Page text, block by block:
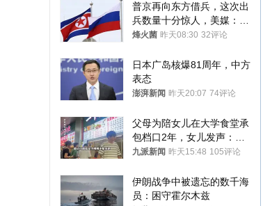
普京再向东方借兵，这次出
兵数量十分惊人，美媒：俄
朝要动真格？
烽火菌 昨天08:30 32评论
日本广岛核爆81周年，中方
表态
澎湃新闻 昨天20:07 74评论
父母为陪女儿在大学食堂承
包档口2年，女儿发声：初
衷是为了陪伴，毕业后将不
九派新闻 昨天15:48 105评论
伊朗战争中被遗忘的数千海
员：困守霍尔木兹